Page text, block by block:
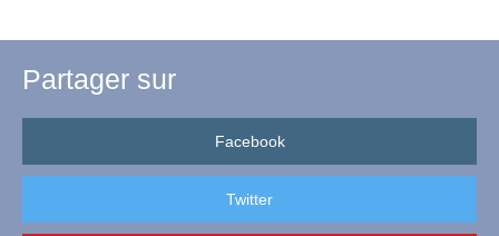
Partager sur
Facebook
Twitter